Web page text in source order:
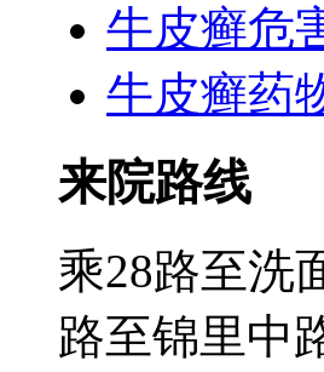
牛皮癣危
牛皮癣药
来院路线
乘28路至洗
路至锦里中